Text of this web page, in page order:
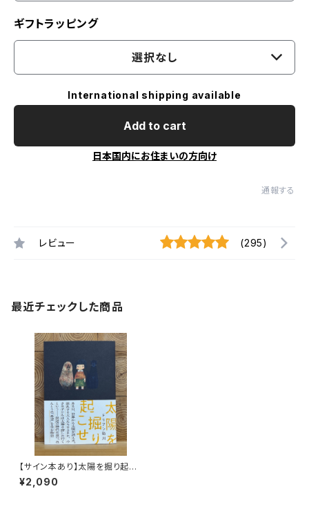
ギフトラッピング
選択なし
International shipping available
Add to cart
日本国内にお住まいの方向け
通報する
レビュー (295)
最近チェックした商品
【サイン本あり】太陽を掘り起こ
せ
¥2,090